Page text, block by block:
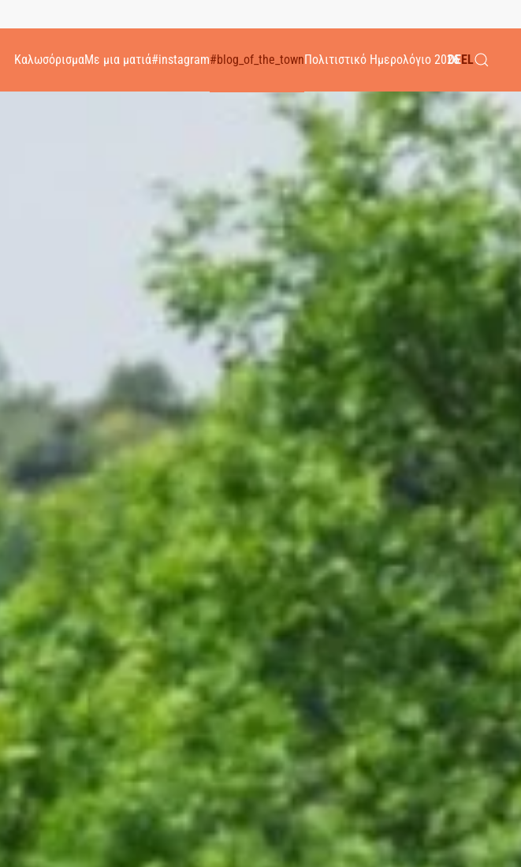
ΚαλωσόρισμαΜε μια ματιά#instagram#blog_of_the_townΠολιτιστικό Ημερολόγιο 2026
DEEL